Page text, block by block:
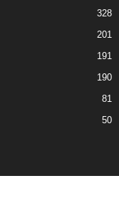
328
201
191
190
81
50